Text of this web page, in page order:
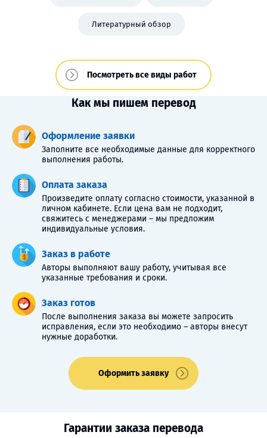
Литературный обзор
Посмотреть все виды работ
Как мы пишем перевод
Оформление заявки
Заполните все необходимые данные для корректного
выполнения работы.
Оплата заказа
Произведите оплату согласно стоимости, указанной в
личном кабинете. Если цена вам не подходит,
свяжитесь с менеджерами – мы предложим
индивидуальные условия.
Заказ в работе
Авторы выполняют вашу работу, учитывая все
указанные требования и сроки.
Заказ готов
После выполнения заказа вы можете запросить
исправления, если это необходимо – авторы внесут
нужные доработки.
Оформить заявку
Гарантии заказа перевода